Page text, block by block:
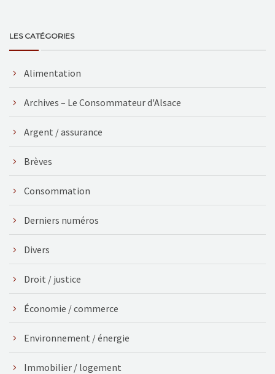
LES CATÉGORIES
Alimentation
Archives – Le Consommateur d'Alsace
Argent / assurance
Brèves
Consommation
Derniers numéros
Divers
Droit / justice
Économie / commerce
Environnement / énergie
Immobilier / logement